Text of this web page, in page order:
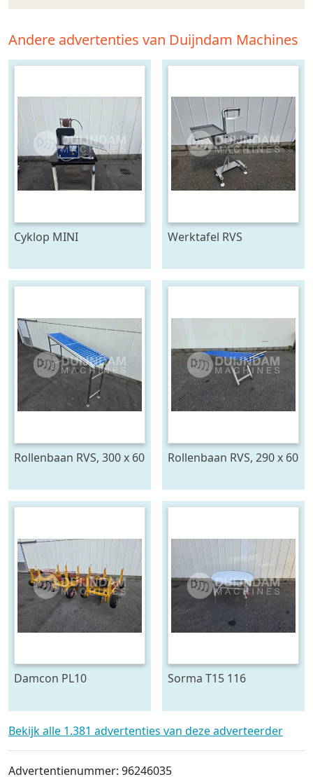
Andere advertenties van Duijndam Machines
Cyklop MINI
Werktafel RVS
Rollenbaan RVS, 300 x 60
Rollenbaan RVS, 290 x 60
Damcon PL10
bomen
Sorma T15 116
Bekijk alle 1.381 advertenties van deze adverteerder
Advertentienummer: 96246035